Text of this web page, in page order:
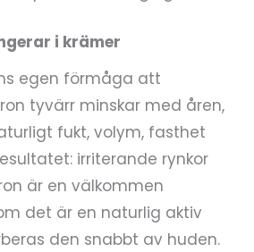
i krämer
egen förmåga att
tyvärr minskar med åren,
fukt, volym, fasthet
irriterande rynkor
är en välkommen
det är en naturlig aktiv
den snabbt av huden.